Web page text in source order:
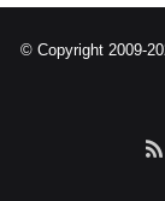
© Copyright 2009-